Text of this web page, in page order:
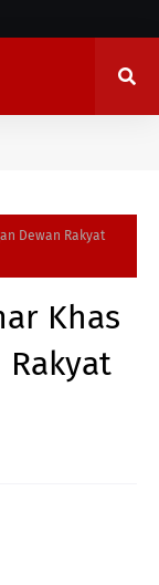
Dewan Rakyat
Khas
Rakyat